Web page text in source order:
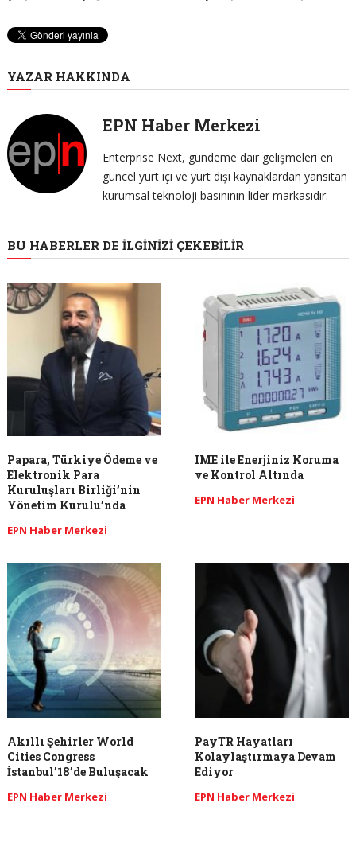
YAZAR HAKKINDA
EPN Haber Merkezi
Enterprise Next, gündeme dair gelişmeleri en
güncel yurt içi ve yurt dışı kaynaklardan yansıtan
kurumsal teknoloji basınının lider markasıdır.
BU HABERLER DE İLGINIZI ÇEKEBILIR
Papara, Türkiye Ödeme ve
Elektronik Para
Kuruluşları Birliği’nin
Yönetim Kurulu’nda
EPN Haber Merkezi
IME ile Enerjiniz Koruma
ve Kontrol Altında
EPN Haber Merkezi
Akıllı Şehirler World
Cities Congress
İstanbul’18’de Buluşacak
EPN Haber Merkezi
PayTR Hayatları
Kolaylaştırmaya Devam
Ediyor
EPN Haber Merkezi